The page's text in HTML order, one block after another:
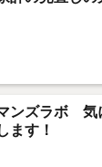
ンズラボ 気
ます！